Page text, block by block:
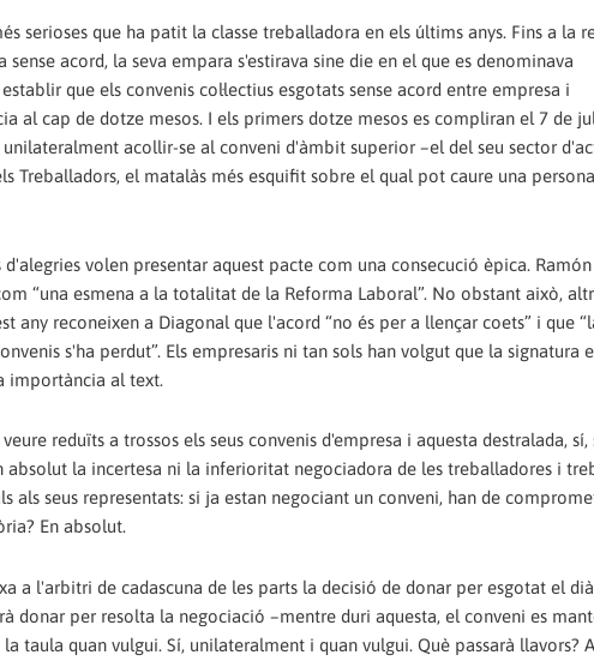
serioses que ha patit la classe treballadora en els últims anys. Fins a la
acord, la seva empara s'estirava sine die en el que es denominava
que els convenis col·lectius esgotats sense acord entre empresa i
al cap de dotze mesos. I els primers dotze mesos es compliran el 7 de
acollir-se al conveni d'àmbit superior –el del seu sector
Treballadors, el matalàs més esquifit sobre el qual pot caure una persona
volen presentar aquest pacte com una consecució èpica. Ramón
“una esmena a la totalitat de la Reforma Laboral”. No obstant això,
any reconeixen a Diagonal que l'acord “no és per a llençar coets” i que
s'ha perdut”. Els empresaris ni tan sols han volgut que la signatura
importància al text.
reduïts a trossos els seus convenis d'empresa i aquesta destralada, sí,
la incertesa ni la inferioritat negociadora de les treballadores i
als seus representats: si ja estan negociant un conveni, han de
En absolut.
a l'arbitri de cadascuna de les parts la decisió de donar per esgotat el
donar per resolta la negociació –mentre duri aquesta, el conveni es
taula quan vulgui. Sí, unilateralment i quan vulgui. Què passarà llavors?